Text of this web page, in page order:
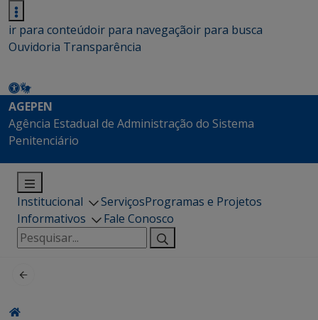
ir para conteúdoir para navegaçãoir para busca
Ouvidoria Transparência
AGEPEN
Agência Estadual de Administração do Sistema
Penitenciário
Institucional ServiçosProgramas e Projetos
Informativos
Fale Conosco
Pesquisar
por: